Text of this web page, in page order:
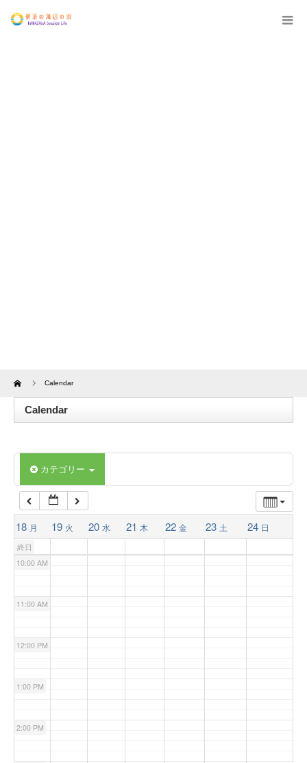
Home Calendar
Calendar
カテゴリー
18 月 19 火 20 水 21 木 22 金 23 土 24 日
終日
6:00 AM
9:00 AM
10:00 AM
11:00 AM
12:00 PM
1:00 PM
2:00 PM